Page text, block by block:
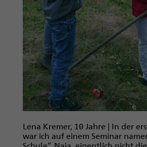
Lena Kremer, 10 Jahre | In der
war ich auf einem Seminar